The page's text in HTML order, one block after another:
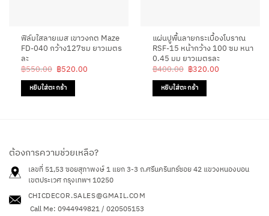
ฟิล์มใสลายเมส เขาวงกต Maze
FD-040 กว้าง127ซม ยาวเมตร
ละ
฿550.00 Original
price
was:
฿550.00.
฿520.00Current
หยิบใส่ตะกร้า
แผ่นปูพื้นลายกระเบื้องโบราณ
RSF-15 หน้ากว้าง 100 ซม หนา
0.45 มม ยาวเมตรละ
฿400.00 Original
price
was:
฿400.00.
฿320.00Current
หยิบใส่ตะกร้า
ต้องการความช่วยเหลือ?
เลขที่ 51,53 ซอยสุภาพงษ์ 1 แยก 3-3 ถ.ศรีนครินทร์ซอย 42แขวงหนองบอน
เขตประเวศ กรุงเทพฯ 10250
CHICDECOR.SALES@GMAIL.COM
Call Me: 0944949821 / 020505153